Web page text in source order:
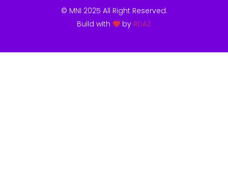
© MNI 2025 All Right Reserved.
Build with
by RDAZ